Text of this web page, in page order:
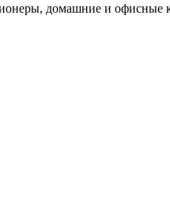
домашние и офисные